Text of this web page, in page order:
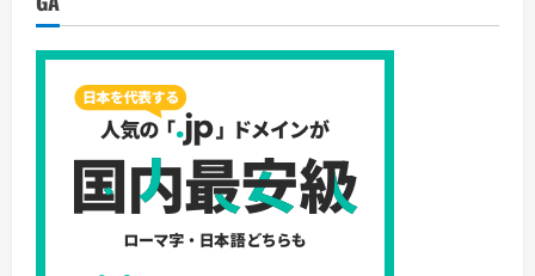
詳
細
を
ご
覧
く
だ
い
療
で
け
る
髪
の
量
が
減
っ
の